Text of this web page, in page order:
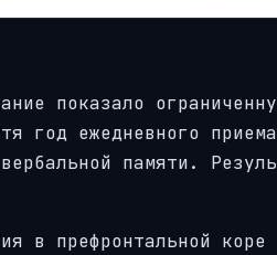
показало
год ежедневного
памяти.
в префронтальной